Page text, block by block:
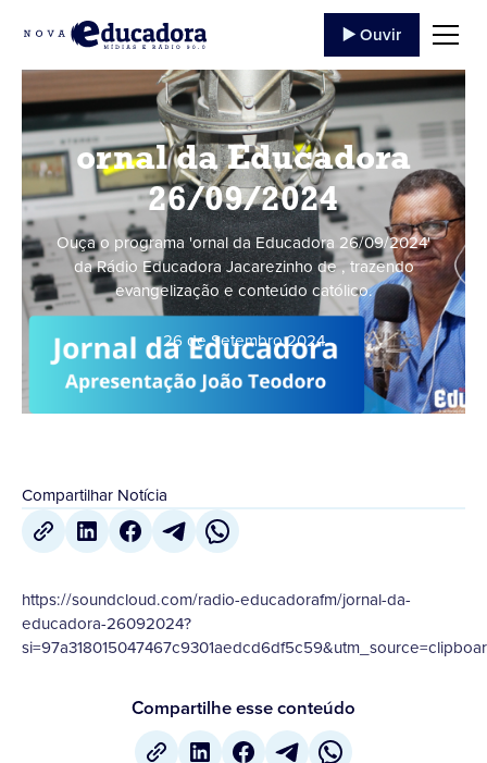
▶️ Ouvir
ornal da Educadora
26/09/2024
Ouça o programa 'ornal da Educadora 26/09/2024'
da Rádio Educadora Jacarezinho de , trazendo
evangelização e conteúdo católico.
26 de Setembro,2024
Compartilhar Notícia
https://soundcloud.com/radio-educadorafm/jornal-da-
educadora-26092024?
Compartilhe esse conteúdo